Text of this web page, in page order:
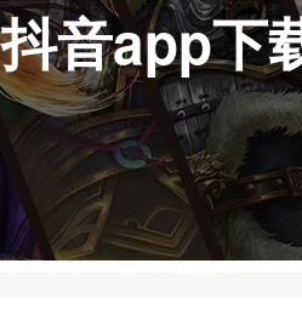
抖音app下